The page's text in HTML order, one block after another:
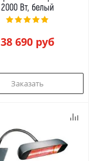
2000 Вт, белый
38 690 руб
Заказать